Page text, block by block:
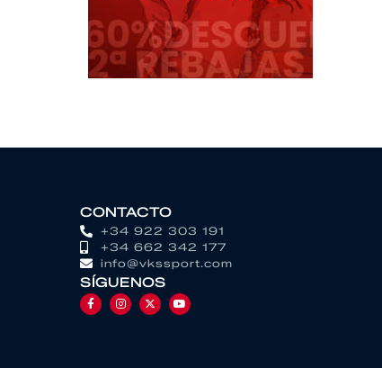
CONTACTO
+34 922 303 191
+34 662 342 177
info@vkssport.com
SÍGUENOS